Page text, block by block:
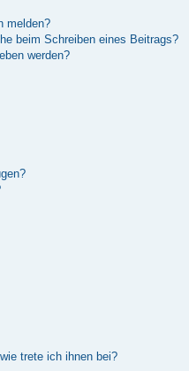
melden?
beim Schreiben eines Beitrags?
werden?
trete ich ihnen bei?